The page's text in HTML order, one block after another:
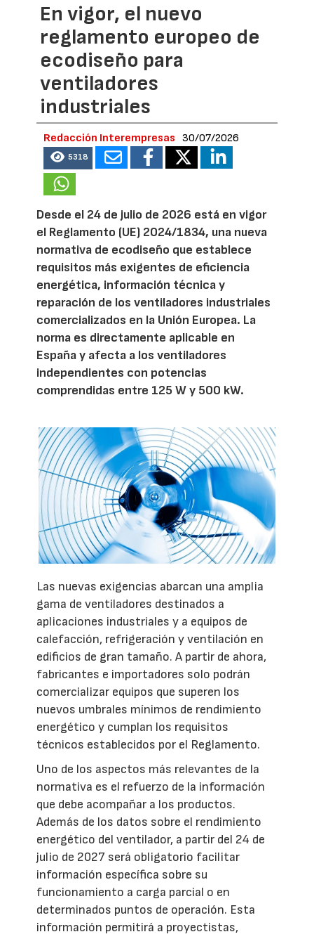
En vigor, el nuevo
reglamento europeo de
ecodiseño para
ventiladores
industriales
Redacción Interempresas 30/07/2026
5318
Desde el 24 de julio de 2026 está en vigor
el Reglamento (UE) 2024/1834, una nueva
normativa de ecodiseño que establece
requisitos más exigentes de eficiencia
energética, información técnica y
reparación de los ventiladores industriales
comercializados en la Unión Europea. La
norma es directamente aplicable en
España y afecta a los ventiladores
independientes con potencias
comprendidas entre 125 W y 500 kW.
Las nuevas exigencias abarcan una amplia
gama de ventiladores destinados a
aplicaciones industriales y a equipos de
calefacción, refrigeración y ventilación en
edificios de gran tamaño. A partir de ahora,
fabricantes e importadores solo podrán
comercializar equipos que superen los
nuevos umbrales mínimos de rendimiento
energético y cumplan los requisitos
técnicos establecidos por el Reglamento.
Uno de los aspectos más relevantes de la
normativa es el refuerzo de la información
que debe acompañar a los productos.
Además de los datos sobre el rendimiento
energético del ventilador, a partir del 24 de
julio de 2027 será obligatorio facilitar
información específica sobre su
funcionamiento a carga parcial o en
determinados puntos de operación. Esta
información permitirá a proyectistas,